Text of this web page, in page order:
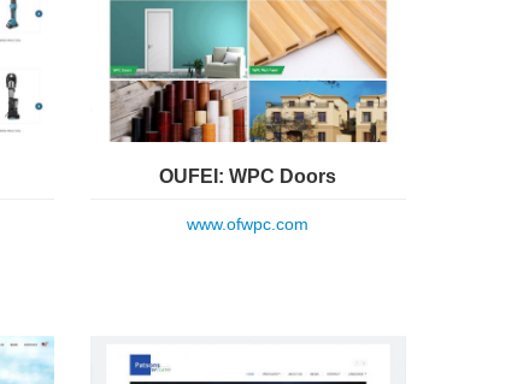
OUFEI: WPC Doors
www.ofwpc.com